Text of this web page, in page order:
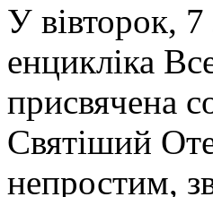
У вівторок,
енцикліка
присвячена
Святіший
непростим,